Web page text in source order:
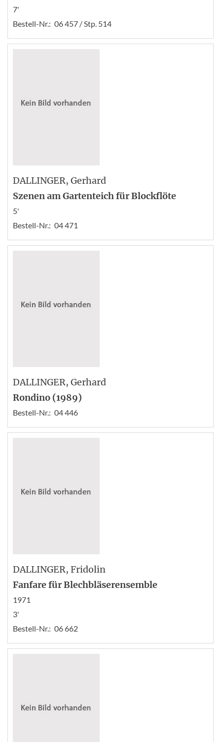
7'
Bestell-Nr.: 06 457 / Stp. 514
DALLINGER, Gerhard
Szenen am Gartenteich für Blockflöte
5'
Bestell-Nr.: 04 471
DALLINGER, Gerhard
Rondino (1989)
Bestell-Nr.: 04 446
DALLINGER, Fridolin
Fanfare für Blechbläserensemble
1971
3'
Bestell-Nr.: 06 662